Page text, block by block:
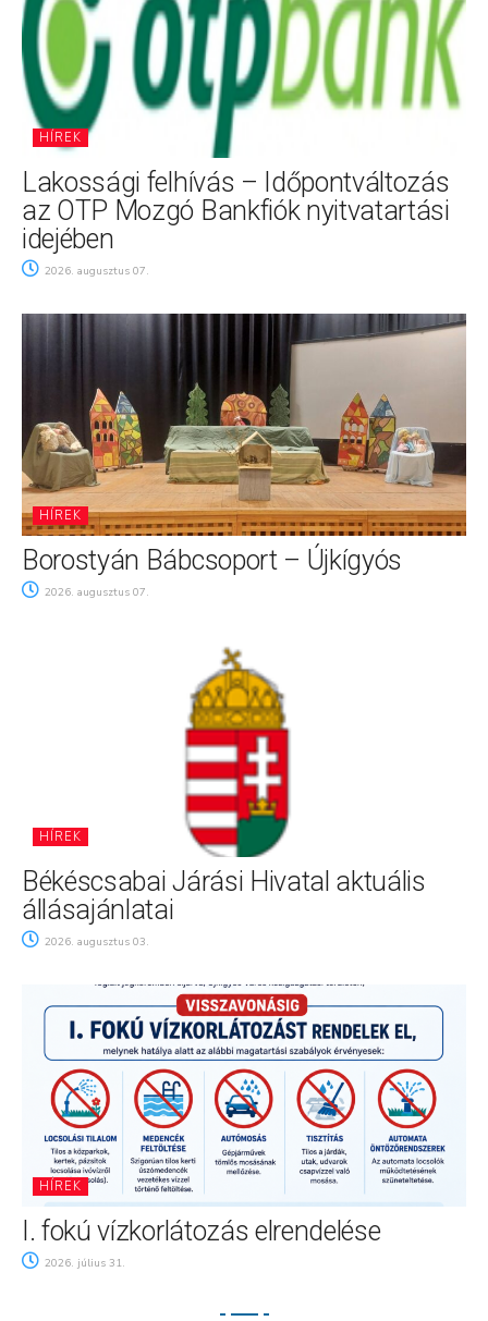
HÍREK
Lakossági felhívás – Időpontváltozás
az OTP Mozgó Bankfiók nyitvatartási
idejében
2026. augusztus 07.
HÍREK
Borostyán Bábcsoport – Újkígyós
2026. augusztus 07.
HÍREK
Békéscsabai Járási Hivatal aktuális
állásajánlatai
2026. augusztus 03.
HÍREK
I. fokú vízkorlátozás elrendelése
2026. július 31.